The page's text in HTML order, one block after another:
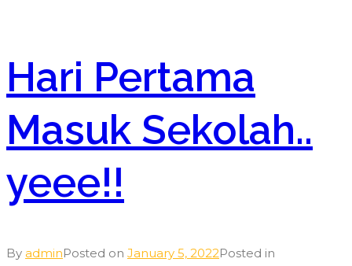
Hari Pertama
Masuk Sekolah..
yeee!!
By adminPosted on January 5, 2022Posted in